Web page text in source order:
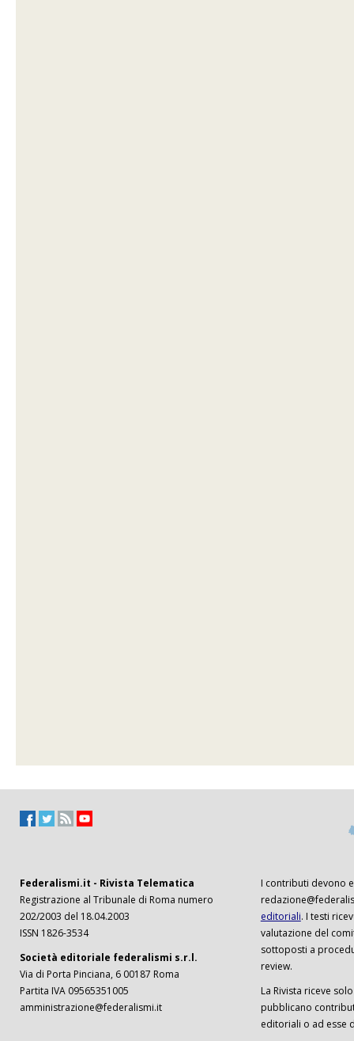
Federalismi.it - Rivista Telematica
Registrazione al Tribunale di Roma numero
202/2003 del 18.04.2003
ISSN 1826-3534
Società editoriale federalismi s.r.l.
Via di Porta Pinciana, 6 00187 Roma
Partita IVA 09565351005
amministrazione@federalismi.it
I contributi devono
editoriali. I testi
valutazione del
sottoposti a
review.
La Rivista riceve
pubblicano
editoriali o ad esse